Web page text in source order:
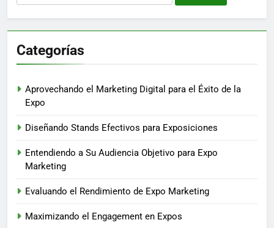
for:
Categorías
Aprovechando el Marketing Digital para el Éxito de la
Expo
Diseñando Stands Efectivos para Exposiciones
Entendiendo a Su Audiencia Objetivo para Expo
Marketing
Evaluando el Rendimiento de Expo Marketing
Maximizando el Engagement en Expos